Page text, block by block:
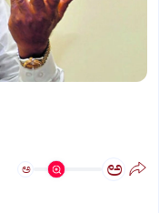
ಅ ಅ